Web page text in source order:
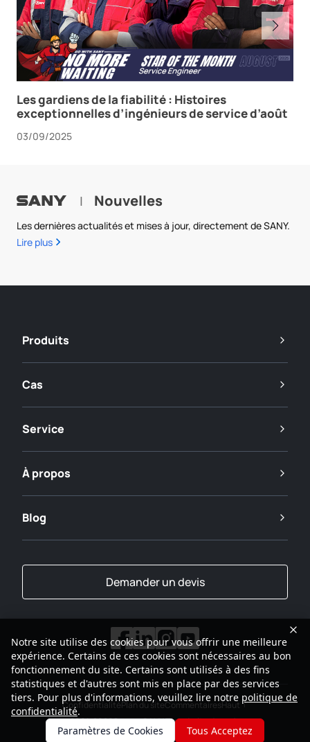
Les gardiens de la fiabilité : Histoires
exceptionnelles d’ingénieurs de service d’août
03/09/2025
| Nouvelles
Les dernières actualités et mises à jour, directement de SANY.
Lire plus
Produits
Cas
Service
À propos
Blog
Demander un devis
2001-2026Groupe SANY Tous droits réservés
ConfidentialitéPlan du siteCommentairesHaut
Notre site utilise des cookies pour vous offrir une meilleure
expérience. Certains de ces cookies sont nécessaires au bon
fonctionnement du site. Certains sont utilisés à des fins
statistiques et d'autres sont mis en place par des services
tiers. Pour plus d'informations, veuillez lire notre politique de
confidentialité.
Paramètres de Cookies
Tous Acceptez